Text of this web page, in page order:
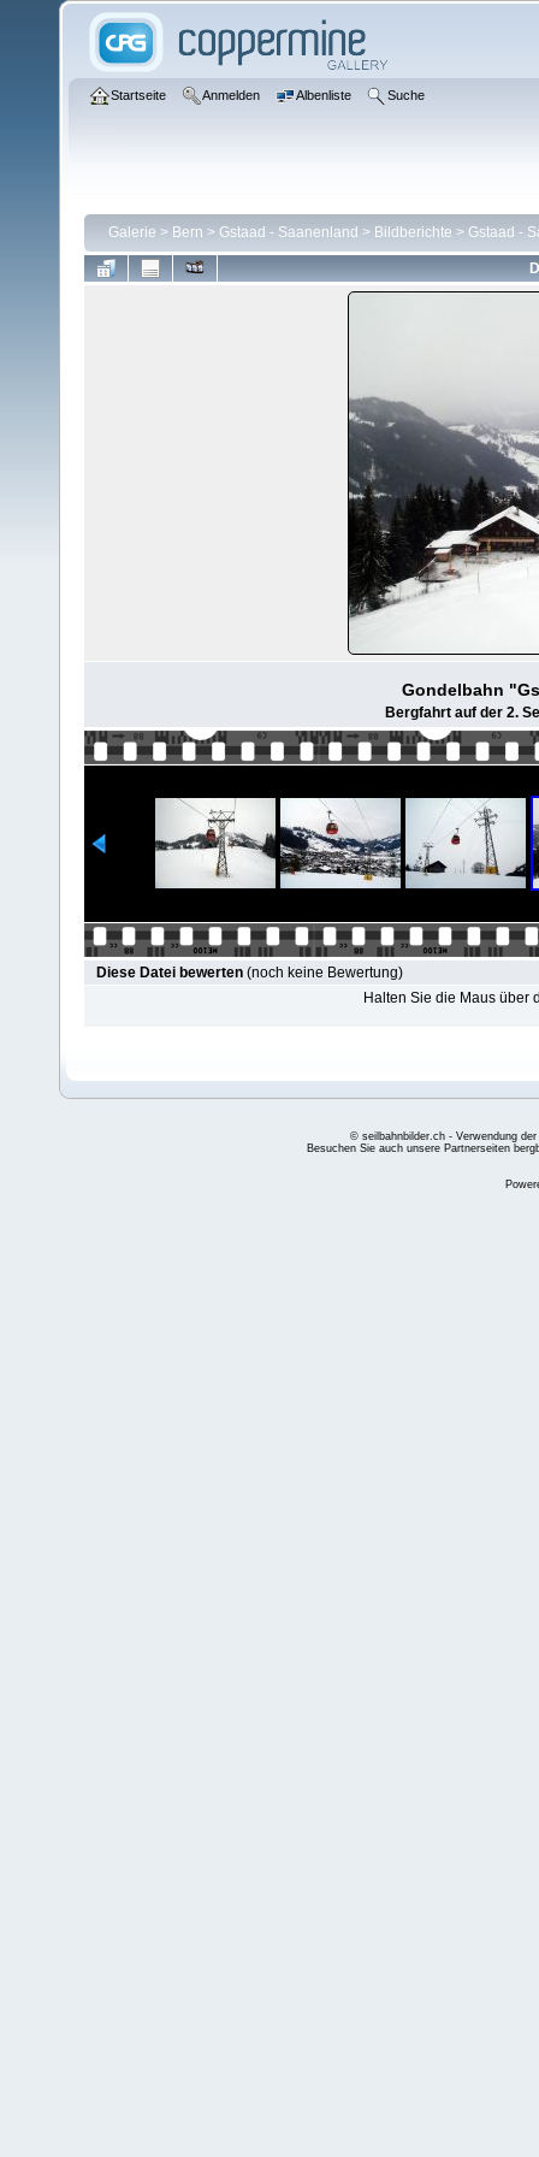
Startseite Anmelden Albenliste Suche
Galerie > Bern > Gstaad - Saanenland > Bildberichte > Gstaad -
Gondelbahn
Bergfahrt auf der 2.
Diese Datei bewerten (noch keine Bewertung)
Halten Sie die Maus über
© seilbahnbilder.ch - Verwendung
Besuchen Sie auch unsere Partnerseiten